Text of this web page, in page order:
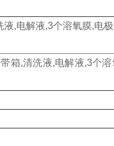
,电解液,3个溶氧膜,电
箱,清洗液,电解液,3个